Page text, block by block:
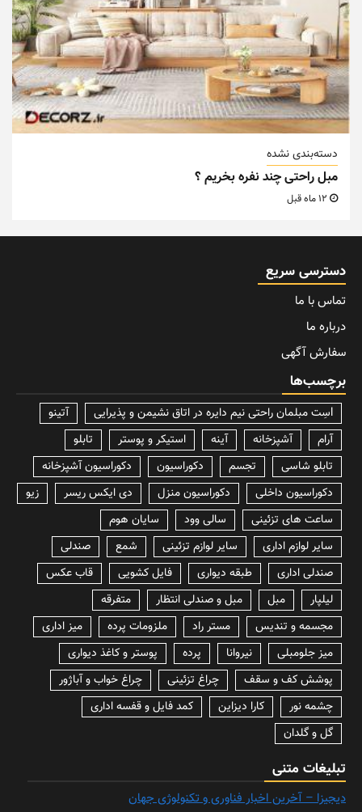
دسته‌بندی نشده
مبل راحتی چند نفره بخریم ؟
دسترسی سریع
تماس با ما
درباره ما
سفارش آگهی
برچسب‌ها
lسِت مبلمان راحتی نیم دایره در اتاق نشیمن و پذیرایی
آتینو
آرام
آشپزخانه آینه استیکر و پوستر
تابلو
تابلو شاسی
تجسم دکوراسیون
دکوراسیون آشپزخانه
دکوراسیون داخلی
دکوراسیون منزل دی ایکس ریسر
زیو
ساعت های تزئینی
سالی وود
سایان هوم
سایر لوازم اداری
سایر لوازم تزئینی شمع
صندلی
صندلی اداری
طبقه دیواری فایل کشویی
قاب عکس
لیلپار
مبل مبل و صندلی انتظار
متفرقه
مجسمه و تندیس
مستر راد ملزومات پرده
میز اداری
میز جلومبلی
نیروانا پرده
پوستر و کاغذ دیواری
پوشش کف و سقف
چراغ تزئینی
چراغ خواب و آباژور
چشمه نور
کارا دیزاین
کمد فایل و قفسه اداری
گل و گلدان
تبلیغات متنی
دیجیزا – آخرین اخبار فناوری و تکنولوژی جهان